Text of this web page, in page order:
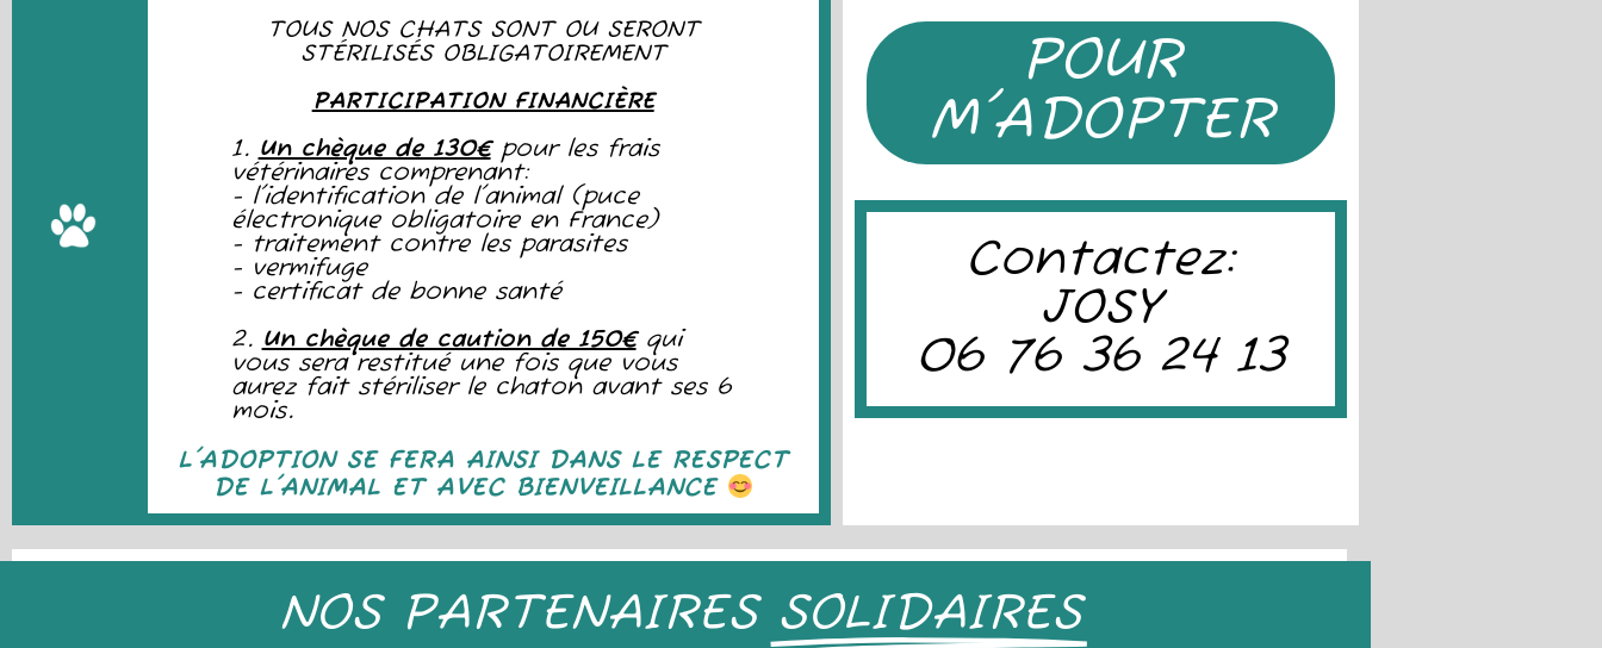
TOUS NOS CHATS SONT OU SERONT
STÉRILISÉS OBLIGATOIREMENT
PARTICIPATION FINANCIÈRE
1. Un chèque de 130€pour les frais
vétérinaires comprenant:
- l'identification de l'animal (puce
électronique obligatoire en France)
- traitement contre les parasites
- vermifuge
- certificat de bonne santé
2. Un chèque de caution de 150€ qui
vous sera restitué une fois que vous
aurez fait stériliser le chaton avant ses 6
mois.
L'ADOPTION SE FERA AINSI DANS LE RESPECT
DE L'ANIMAL ET AVEC BIENVEILLANCE
POUR
M'ADOPTER
Contactez:
JOSY
06 76 36 24 13
NOS PARTENAIRES SOLIDAIRES